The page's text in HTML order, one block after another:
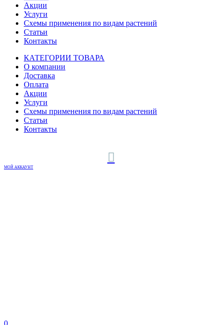
Акции
Услуги
Схемы применения по видам растений
Статьи
Контакты
КАТЕГОРИИ ТОВАРА
О компании
Доставка
Оплата
Акции
Услуги
Схемы применения по видам растений
Статьи
Контакты
МОЙ АККАУНТ
0